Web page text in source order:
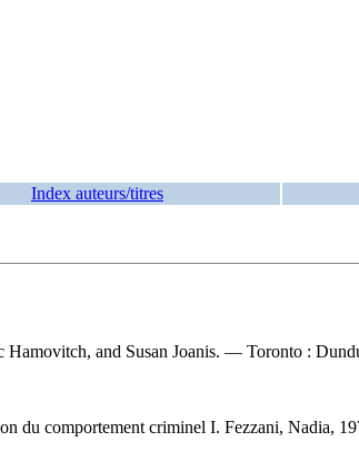
Index auteurs/titres
Hamovitch, and Susan Joanis. — Toronto :
comportement criminel I. Fezzani, Nadia,